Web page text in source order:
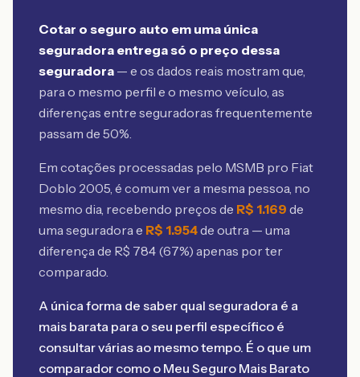
Cotar o seguro auto em uma única
seguradora entrega só o preço dessa
seguradora — e os dados reais mostram que,
para o mesmo perfil e o mesmo veículo, as
diferenças entre seguradoras frequentemente
passam de 50%.
Em cotações processadas pelo MSMB pro Fiat
Doblo 2005, é comum ver a mesma pessoa, no
mesmo dia, recebendo preços de R$ 1.169 de
uma seguradora e R$ 1.954de outra — uma
diferença de R$ 784 (67%) apenas por ter
comparado.
A única forma de saber qual seguradora é a
mais barata para o seu perfil específico é
consultar várias ao mesmo tempo. É o que um
comparador como o Meu Seguro Mais Barato